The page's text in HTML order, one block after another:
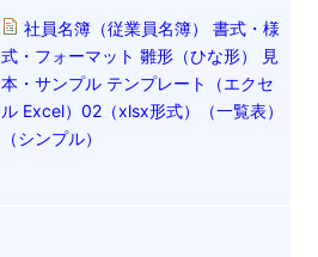
社員名簿（従業員名簿） 書式・様
式・フォーマット 雛形（ひな形） 見
本・サンプル テンプレート（エクセ
ル Excel）02（xlsx形式）（一覧表）
（シンプル）